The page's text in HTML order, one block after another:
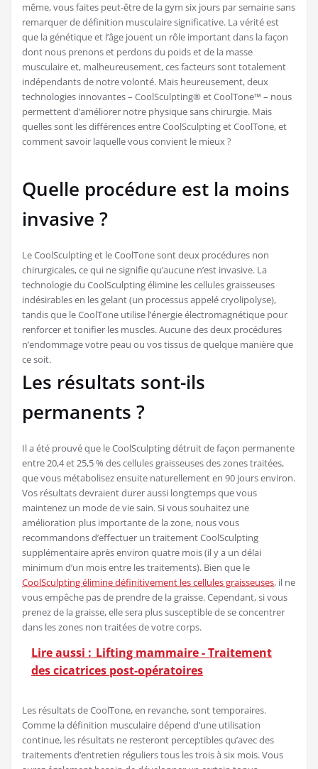
même, vous faites peut-être de la gym six jours par semaine sans
remarquer de définition musculaire significative. La vérité est
que la génétique et l’âge jouent un rôle important dans la façon
dont nous prenons et perdons du poids et de la masse
musculaire et, malheureusement, ces facteurs sont totalement
indépendants de notre volonté. Mais heureusement, deux
technologies innovantes – CoolSculpting® et CoolTone™ – nous
permettent d’améliorer notre physique sans chirurgie. Mais
quelles sont les différences entre CoolSculpting et CoolTone, et
comment savoir laquelle vous convient le mieux ?
Quelle procédure est la moins
invasive ?
Le CoolSculpting et le CoolTone sont deux procédures non
chirurgicales, ce qui ne signifie qu’aucune n’est invasive. La
technologie du CoolSculpting élimine les cellules graisseuses
indésirables en les gelant (un processus appelé cryolipolyse),
tandis que le CoolTone utilise l’énergie électromagnétique pour
renforcer et tonifier les muscles. Aucune des deux procédures
n’endommage votre peau ou vos tissus de quelque manière que
ce soit.
Les résultats sont-ils
permanents ?
Il a été prouvé que le CoolSculpting détruit de façon permanente
entre 20,4 et 25,5 % des cellules graisseuses des zones traitées,
que vous métabolisez ensuite naturellement en 90 jours environ.
Vos résultats devraient durer aussi longtemps que vous
maintenez un mode de vie sain. Si vous souhaitez une
amélioration plus importante de la zone, nous vous
recommandons d’effectuer un traitement CoolSculpting
supplémentaire après environ quatre mois (il y a un délai
minimum d’un mois entre les traitements). Bien que le
CoolSculpting élimine définitivement les cellules graisseuses, il ne
vous empêche pas de prendre de la graisse. Cependant, si vous
prenez de la graisse, elle sera plus susceptible de se concentrer
dans les zones non traitées de votre corps.
Lire aussi : Lifting mammaire - Traitement
des cicatrices post-opératoires
Les résultats de CoolTone, en revanche, sont temporaires.
Comme la définition musculaire dépend d’une utilisation
continue, les résultats ne resteront perceptibles qu’avec des
traitements d’entretien réguliers tous les trois à six mois. Vous